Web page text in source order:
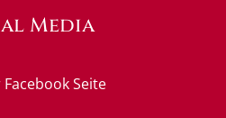
Media
Seite